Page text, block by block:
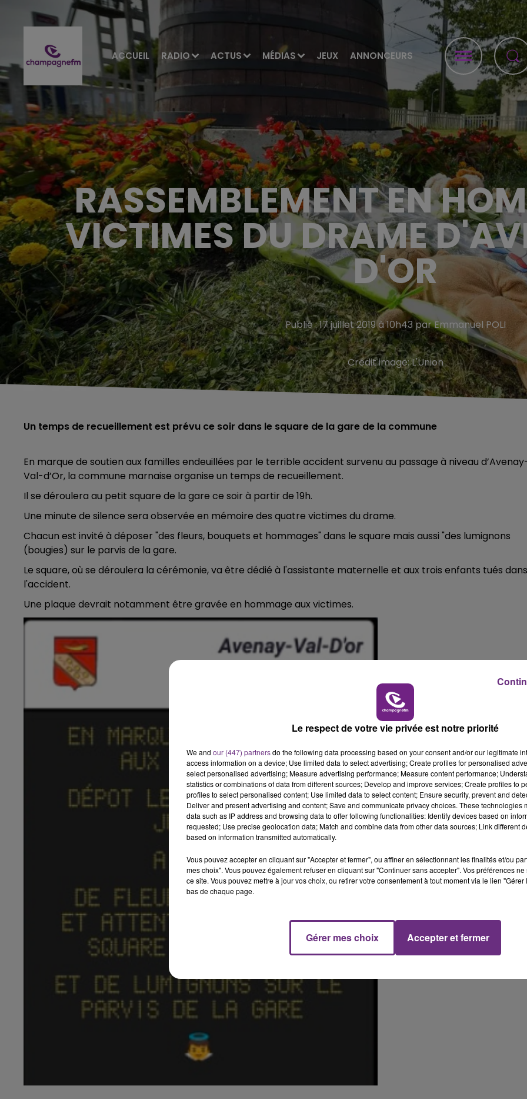
ACCUEIL RADIO ACTUS MÉDIAS JEUX ANNONCEURS
6h00 - 10h00
LA FAMILLE
RASSEMBLEMENT EN
VICTIMES DU DRAME
D'OR
Publié : 17 juillet 2019 à 10h43 par Emmanuel POLI
Crédit image:L'Union
Un temps de recueillement est prévu ce soir dans le square de la gare de la commune
En marque de soutien aux familles endeuillées par le terrible accident survenu au passage à niveau
Val-d’Or, la commune marnaise organise un temps de recueillement.
Il se déroulera au petit square de la gare ce soir à partir de 19h.
Une minute de silence sera observée en mémoire des quatre victimes du drame.
Chacun est invité à déposer "des fleurs, bouquets et hommages" dans le square mais aussi "des lumignons
(bougies) sur le parvis de la gare.
Le square, où se déroulera la cérémonie, va être dédié à l'assistante maternelle et aux trois enfants tués dans
l'accident.
Une plaque devrait notamment être gravée en hommage aux victimes.
LE TICKET DE CAISSE
14h00 - 15h00
Le respect de votre vie privée est notre priorité
We and our (447) partnersdo the following data processing based on your consent and/or our legitimate
access information on a device; Use limited data to select advertising; Create profiles for personalised
select personalised advertising; Measure advertising performance; Measure content performance;
statistics or combinations of data from different sources; Develop and improve services; Create profiles to
profiles to select personalised content; Use limited data to select content; Ensure security, prevent and
Deliver and present advertising and content; Save and communicate privacy choices. These technologies
data such as IP address and browsing data to offer following functionalities: Identify devices based on
requested; Use precise geolocation data; Match and combine data from other data sources; Link different
based on information transmitted automatically.
Vous pouvez accepter en cliquant sur "Accepter et fermer", ou affiner en sélectionnant les finalités et/ou
mes choix". Vous pouvez également refuser en cliquant sur "Continuer sans accepter". Vos préférences
ce site. Vous pouvez mettre à jour vos choix, ou retirer votre consentement à tout moment via le lien
bas de chaque page.
Gérer mes choix Accepter et fermer